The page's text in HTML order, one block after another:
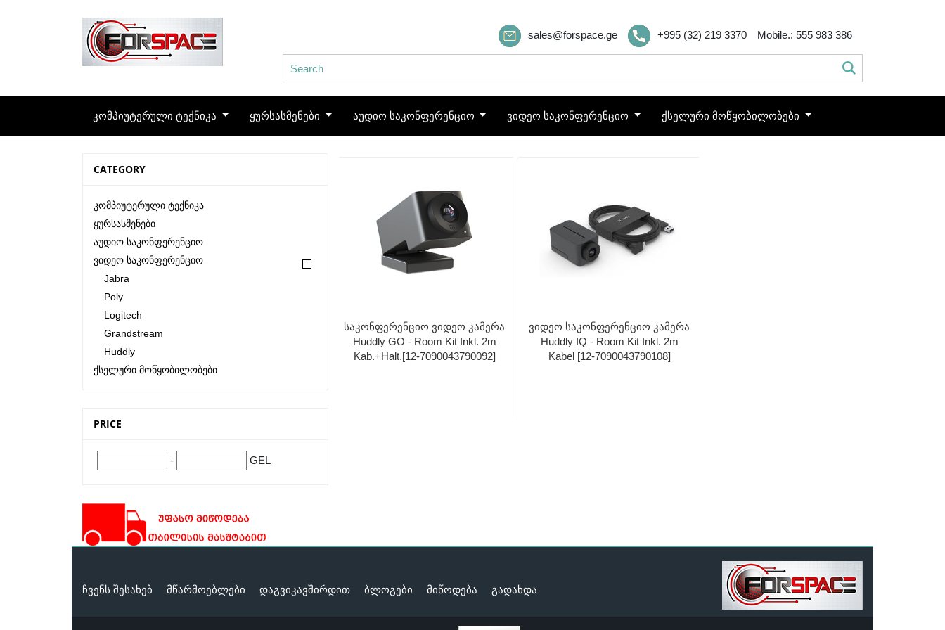
sales@forspace.ge +995 (32) 219 3370 Mobile.: 555 983 386
კომპიუტერული ტექნიკა ყურსასმენები აუდიო საკონფერენციო ვიდეო საკონფერენციო ქსელური მოწყობილობები
CATEGORY
Კომპიუტერული Ტექნიკა
Ყურსასმენები
Აუდიო Საკონფერენციო
Ვიდეო Საკონფერენციო
Jabra
Poly
Logitech
Grandstream
Huddly
Ქსელური Მოწყობილობები
PRICE
- GEL
Საკონფერენციო Ვიდეო Კამერა
Huddly GO - Room Kit Inkl. 2m
Kab.+Halt.[12-7090043790092]
Ვიდეო Საკონფერენციო Კამერა
Huddly IQ - Room Kit Inkl. 2m
Kabel [12-7090043790108]
ჩვენს შესახებ მწარმოებლები დაგვიკავშირდით ბლოგები მიწოდება გადახდა